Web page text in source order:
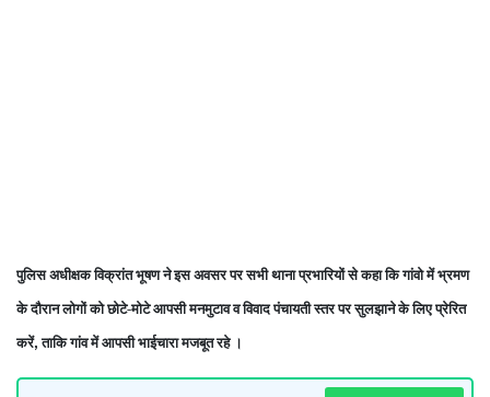
पुलिस अधीक्षक विक्रांत भूषण ने इस अवसर पर सभी थाना प्रभारियों से कहा कि गांवो में भ्रमण
के दौरान लोगों को छोटे-मोटे आपसी मनमुटाव व विवाद पंचायती स्तर पर सुलझाने के लिए प्रेरित
करें,ताकि गांव में आपसी भाईचारा मजबूत रहे ।